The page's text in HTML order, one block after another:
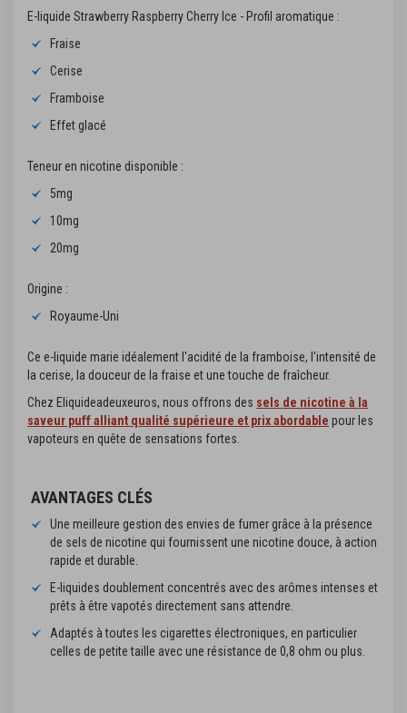
E-liquide Strawberry Raspberry Cherry Ice - Profil aromatique :
Fraise
Cerise
Framboise
Effet glacé
Teneur en nicotine disponible :
5mg
10mg
20mg
Origine :
Royaume-Uni
Ce e-liquide marie idéalement l'acidité de la framboise, l'intensité de
la cerise, la douceur de la fraise et une touche de fraîcheur.
Chez Eliquideadeuxeuros, nous offrons des sels de nicotine à la
saveur puff alliant qualité supérieure et prix abordable pour les
vapoteurs en quête de sensations fortes.
AVANTAGES CLÉS
Une meilleure gestion des envies de fumer grâce à la présence
de sels de nicotine qui fournissent une nicotine douce, à action
rapide et durable.
E-liquides doublement concentrés avec des arômes intenses et
prêts à être vapotés directement sans attendre.
Adaptés à toutes les cigarettes électroniques, en particulier
celles de petite taille avec une résistance de 0,8 ohm ou plus.